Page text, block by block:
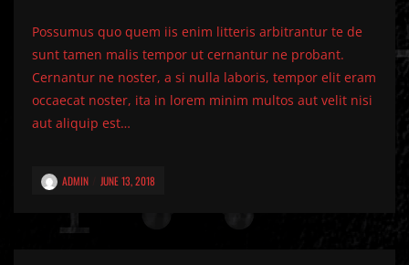
Possumus quo quem iis enim litteris arbitrantur te de
sunt tamen malis tempor ut cernantur ne probant.
Cernantur ne noster, a si nulla laboris, tempor elit eram
occaecat noster, ita in lorem minim multos aut velit nisi
aut aliquip est…
ADMIN JUNE 13, 2018